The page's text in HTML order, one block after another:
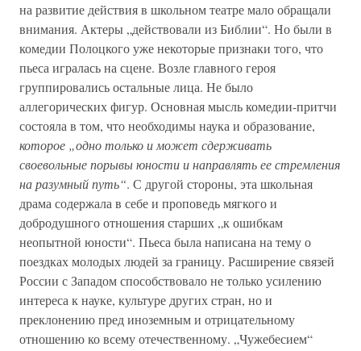
на развитие действия в школьном театре мало обращали
внимания. Актеры „действовали из Библии“. Но были в
комедии Полоцкого уже некоторые признаки того, что
пьеса игралась на сцене. Возле главного героя
группировались остальные лица. Не было
аллегорических фигур. Основная мысль комедии-притчи
состояла в том, что необходимы наука и образование,
которое „одно только и может сдерживать
своевольные порывы юности и направлять ее стремления
на разумный путь“. С другой стороны, эта школьная
драма содержала в себе и проповедь мягкого и
добродушного отношения старших „к ошибкам
неопытной юности“. Пьеса была написана на тему о
поездках молодых людей за границу. Расширение связей
России с Западом способствовало не только усилению
интереса к науке, культуре других стран, но и
преклонению пред иноземным и отрицательному
отношению ко всему отечественному. „Чужебесием“